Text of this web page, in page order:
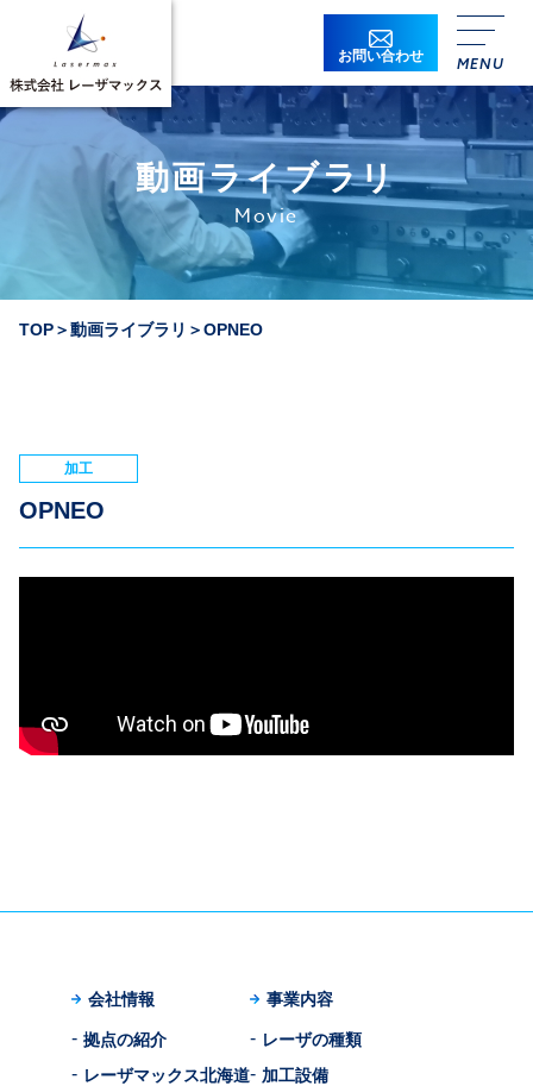
お問い合わせ
動画ライブラリ
Movie
TOP＞動画ライブラリ ＞OPNEO
加工
OPNEO
会社情報
拠点の紹介
レーザマックス北海道
事業内容
レーザの種類
加工設備